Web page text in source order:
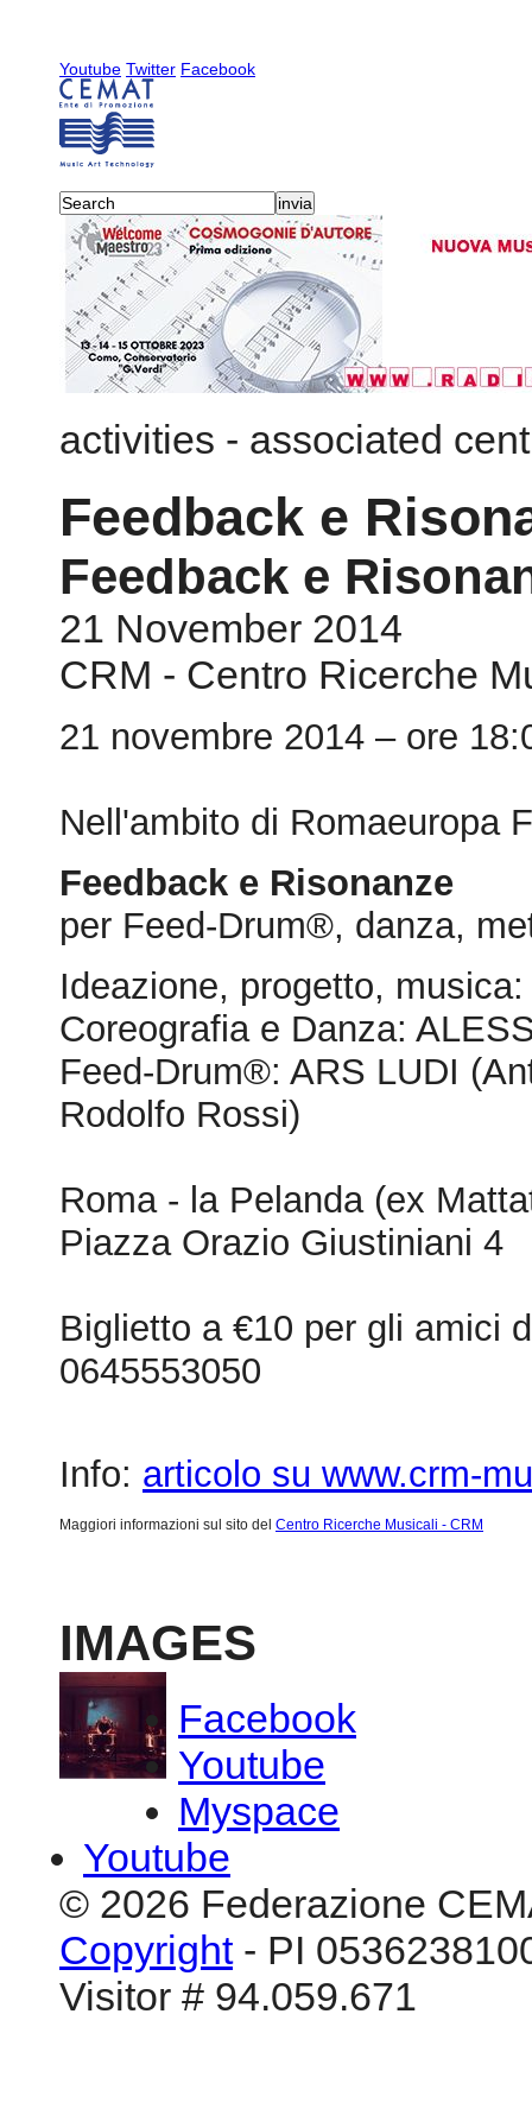
Youtube Twitter Facebook
activities - associated
Feedback e
Feedback e
21 November 2014
CRM - Centro Ricerche
21 novembre 2014 – ore
Nell'ambito di Romaeuropa
Feedback e Risonanze
per Feed-Drum®, danza,
Ideazione, progetto,
Coreografia e Danza:
Feed-Drum®: ARS LUDI
Rodolfo Rossi)
Roma - la Pelanda (ex
Piazza Orazio Giustiniani 4
Biglietto a €10 per gli amici
0645553050
Info: articolo su www.crm-
Maggiori informazioni sul sito del Centro Ricerche Musicali - CRM
IMAGES
Facebook
Youtube
Myspace
Youtube
© 2026 Federazione
Copyright- PI
Visitor # 94.059.671